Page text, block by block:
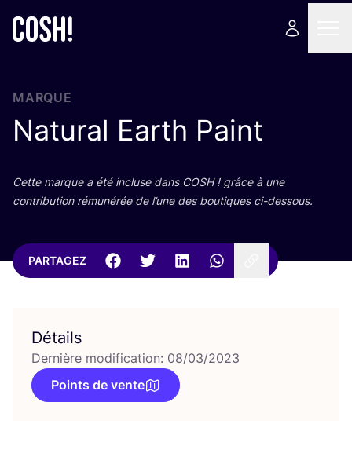
MARQUE
Natural Earth Paint
Cette marque a été incluse dans COSH! grâce à une
contri­bu­tion rému­né­rée de l’une des bou­tiques ci-dessous.
PARTAGEZ
Détails
Dernière modification: 08/03/2023
Points de vente